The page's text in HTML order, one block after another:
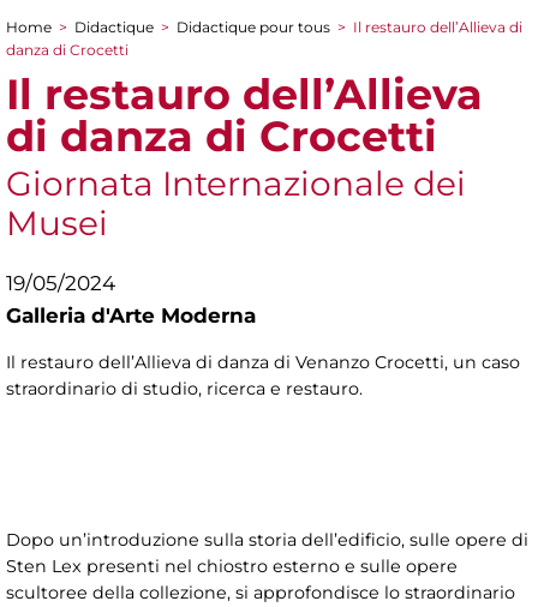
You are here
Home > Didactique > Didactique pour tous > Il restauro dell’Allieva di
danza di Crocetti
Il restauro dell’Allieva
di danza di Crocetti
Giornata Internazionale dei
Musei
19/05/2024
Galleria d'Arte Moderna
Il restauro dell’Allieva di danza di Venanzo Crocetti, un caso
straordinario di studio, ricerca e restauro.
Dopo un’introduzione sulla storia dell’edificio, sulle opere di
Sten Lex presenti nel chiostro esterno e sulle opere
scultoree della collezione, si approfondisce lo straordinario